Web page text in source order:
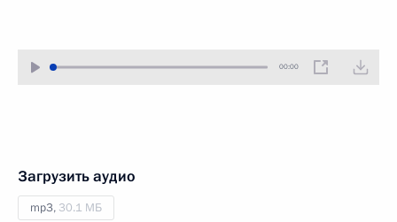
00:00
Загрузить аудио
mp3, 30.1 МБ